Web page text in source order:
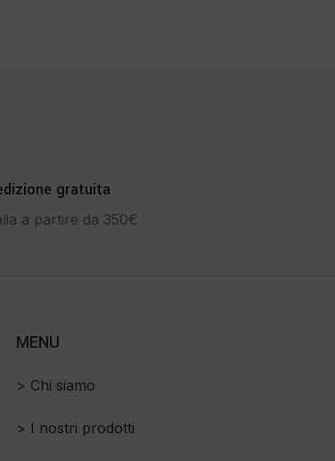
gratuita
a partire da 350€
MENU
> Chi siamo
> I nostri prodotti